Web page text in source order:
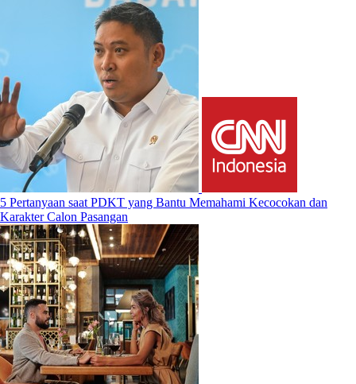
5 Pertanyaan saat PDKT yang Bantu Memahami Kecocokan dan
Karakter Calon Pasangan